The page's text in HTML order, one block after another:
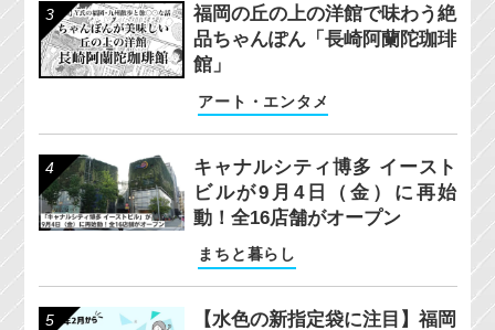
福岡の丘の上の洋館で味わう絶
品ちゃんぽん「長崎阿蘭陀珈琲
館」
アート・エンタメ
キャナルシティ博多 イースト
ビルが9月4日（金）に再始
動！全16店舗がオープン
まちと暮らし
【水色の新指定袋に注目】福岡